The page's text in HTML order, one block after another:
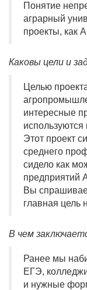
Понятие
аграрный
проекты, как
Каковы цели и
Целью
интересные
Этот проект
среднего
сидело как
предприятий
Вы
главная цель
В чем
Ранее мы
ЕГЭ,
и нужные